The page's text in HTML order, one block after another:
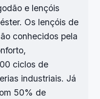
e lençóis
Os lençóis de
conhecidos pela
ciclos de
industriais. Já
50% de